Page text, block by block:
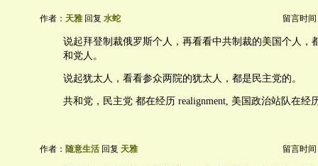
作者： 天雅 回复 水蛇 留言时间
说起拜登制裁俄罗斯个人，再看看中共制裁的美国个人，
和党人。
说起犹太人，看看参众两院的犹太人，都是民主党的。
共和党，民主党 都在经历 realignment, 美国政治站队在经
作者： 随意生活 回复 天雅 留言时间